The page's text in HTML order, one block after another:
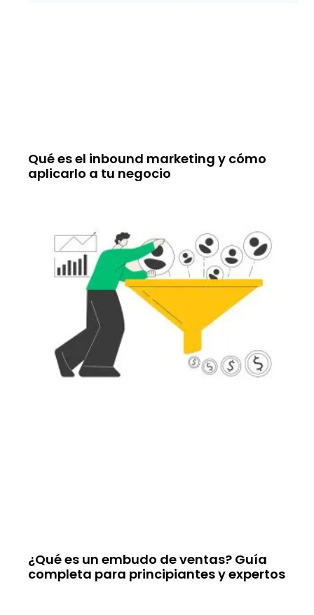
Qué es el inbound marketing y cómo
aplicarlo a tu negocio
¿Qué es un embudo de ventas? Guía
completa para principiantes y expertos